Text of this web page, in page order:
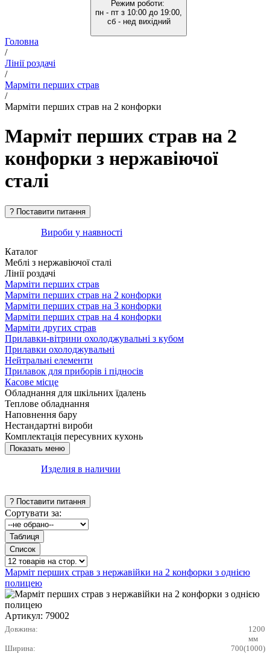
Режим роботи:
пн - пт з 10:00 до 19:00,
сб - нед вихідний
Головна
/
Лінії роздачі
/
Марміти перших страв
/
Марміти перших страв на 2 конфорки
Марміт перших страв на 2
конфорки з нержавіючої
сталі
Вироби у наявності
Каталог
Меблі з нержавіючої сталі
Лінії роздачі
Марміти перших страв
Марміти перших страв на 2 конфорки
Марміти перших страв на 3 конфорки
Марміти перших страв на 4 конфорки
Марміти других страв
Прилавки-вітрини охолоджувальні з кубом
Прилавки охолоджувальні
Нейтральні елементи
Прилавок для приборів і підносів
Касове місце
Обладнання для шкільних їдалень
Теплове обладнання
Наповнення бару
Нестандартні вироби
Комплектація пересувних кухонь
Изделия в наличии
Сортувати за:
Марміт перших страв з нержавійки на 2 конфорки з однією
полицею
Артикул: 79002
Довжина:
1200
мм
Ширина:
700(1000)